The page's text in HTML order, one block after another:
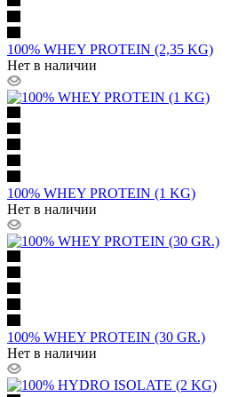
100% WHEY PROTEIN (2,35 KG)
Нет в наличии
100% WHEY PROTEIN (1 KG)
Нет в наличии
100% WHEY PROTEIN (30 GR.)
Нет в наличии